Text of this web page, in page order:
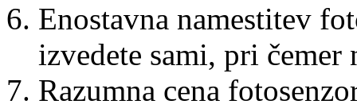
Enostavna namestitev
izvedete sami, pri čemer
Razumna cena